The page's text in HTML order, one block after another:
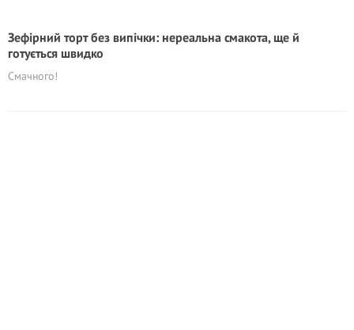
Зефірний торт без випічки: нереальна смакота, ще й
готується швидко
Смачного!